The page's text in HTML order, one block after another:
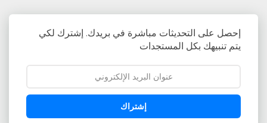
إحصل على التحديثات مباشرة في بريدك. إشترك لكي
يتم تنبيهك بكل المستجدات
إشتراك